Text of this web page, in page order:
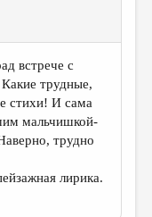
встрече с
трудные,
стихи! И сама
мальчишкой-
трудно
лирика.